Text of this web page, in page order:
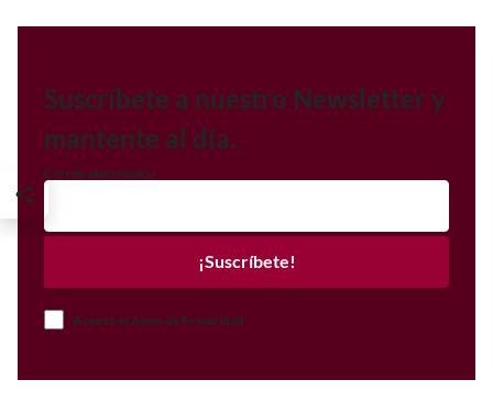
Suscríbete a nuestro Newsletter y
mantente al día.
Correo electrónico
¡Suscríbete!
Acepto el Aviso de Privacidad